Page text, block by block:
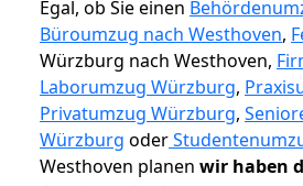
Egal, ob Sie einen
Büroumzug nach Westhoven,
Würzburg nach Westhoven,
Laborumzug Würzburg,
Privatumzug Würzburg,
Würzburg oder
Westhoven planen wir haben